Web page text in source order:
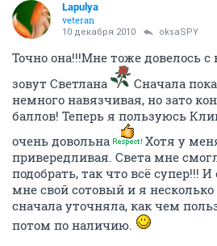
Lapulya
veteran
10 декабря 2010 oksaSPY
Точно она!!!Мне тоже довелось
зовут Светлана
Сначала
немного навязчивая, но зато
баллов! Теперь я пользуюсь
очень довольна
Хотя у
привередливая. Света мне
подобрать, так что всё супер!!!
мне свой сотовый и я несколько
сначала уточняла, как чем
потом по наличию.